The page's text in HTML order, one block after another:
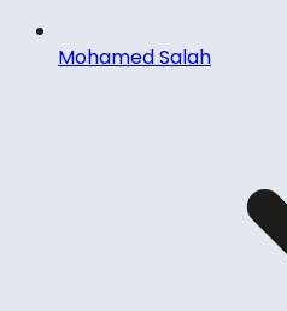
Mohamed Salah